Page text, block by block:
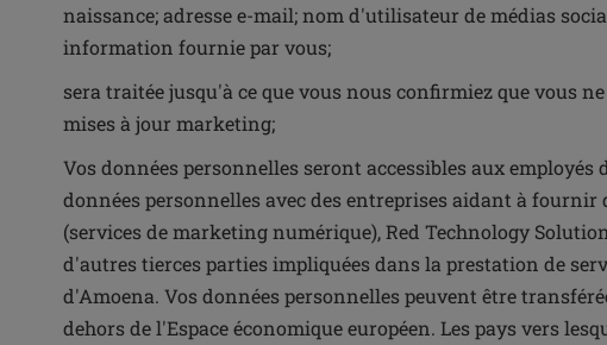
naissance; adresse e-mail; nom d'utilisateur de médias
information fournie par vous;
sera traitée jusqu'à ce que vous nous confirmiez que vous
mises à jour marketing;
Vos données personnelles seront accessibles aux
données personnelles avec des entreprises aidant à
(services de marketing numérique), Red Technology
d'autres tierces parties impliquées dans la prestation de
d'Amoena. Vos données personnelles peuvent être
dehors de l'Espace économique européen. Les pays vers